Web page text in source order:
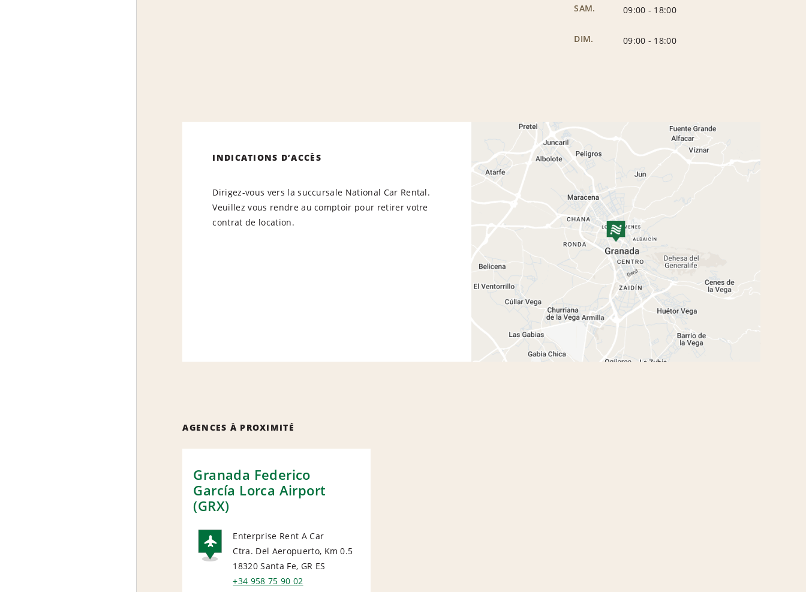
SAM. 09:00 - 18:00
DIM. 09:00 - 18:00
INDICATIONS D’ACCÈS
Dirigez-vous vers la succursale National Car Rental.
Veuillez vous rendre au comptoir pour retirer votre
contrat de location.
AGENCES À PROXIMITÉ
Granada Federico
García Lorca Airport
(GRX)
AIRPORT
Enterprise Rent A Car
Ctra. Del Aeropuerto, Km 0.5
18320 Santa Fe, GR ES
+34 958 75 90 02